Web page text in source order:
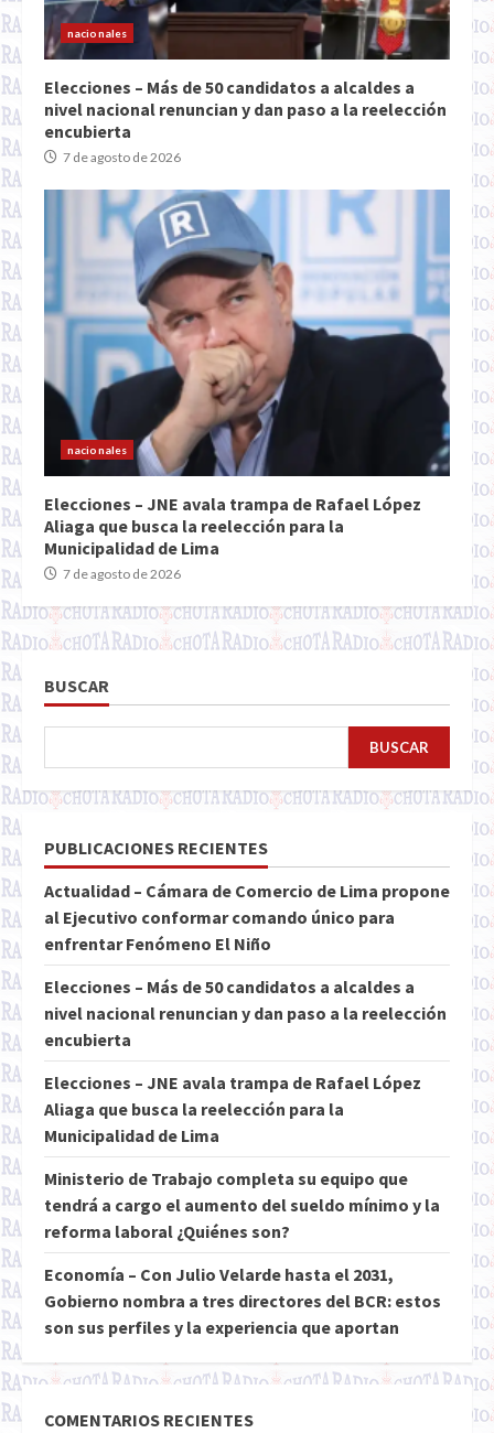
nacionales
Elecciones – Más de 50 candidatos a alcaldes a
nivel nacional renuncian y dan paso a la reelección
encubierta
7 de agosto de 2026
nacionales
Elecciones – JNE avala trampa de Rafael López
Aliaga que busca la reelección para la
Municipalidad de Lima
7 de agosto de 2026
BUSCAR
BUSCAR
PUBLICACIONES RECIENTES
Actualidad – Cámara de Comercio de Lima propone
al Ejecutivo conformar comando único para
enfrentar Fenómeno El Niño
Elecciones – Más de 50 candidatos a alcaldes a
nivel nacional renuncian y dan paso a la reelección
encubierta
Elecciones – JNE avala trampa de Rafael López
Aliaga que busca la reelección para la
Municipalidad de Lima
Ministerio de Trabajo completa su equipo que
tendrá a cargo el aumento del sueldo mínimo y la
reforma laboral ¿Quiénes son?
Economía – Con Julio Velarde hasta el 2031,
Gobierno nombra a tres directores del BCR: estos
son sus perfiles y la experiencia que aportan
COMENTARIOS RECIENTES